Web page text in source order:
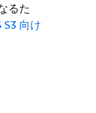
るた
S3 向け